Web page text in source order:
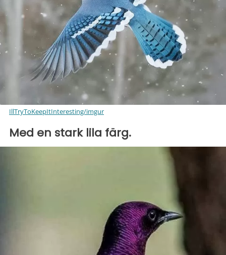
IllTryToKeepItInteresting/imgur
Med en stark lila färg.